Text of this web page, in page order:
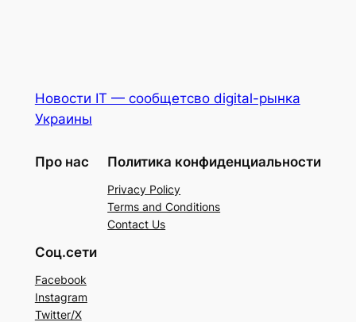
Новости IT — сообщетсво digital-рынка
Украины
Про нас Политика конфиденциальности
Privacy Policy
Terms and Conditions
Contact Us
Соц.сети
Facebook
Instagram
Twitter/X